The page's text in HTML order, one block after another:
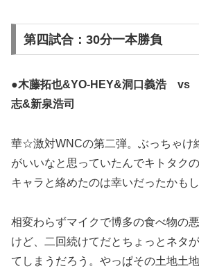
第四試合：30分一本勝負
●木藤拓也&YO-HEY&洞口義浩 vs
志&新泉浩司
華☆激対WNCの第二弾。ぶっちゃけ
がいいなと思っていたんでキトタク
キャラと絡めたのは幸いだったかもし
相変わらずマイクで博多の食べ物の
けど、二回続けてだとちょっとネタ
てしまうだろう。やっぱその土地土